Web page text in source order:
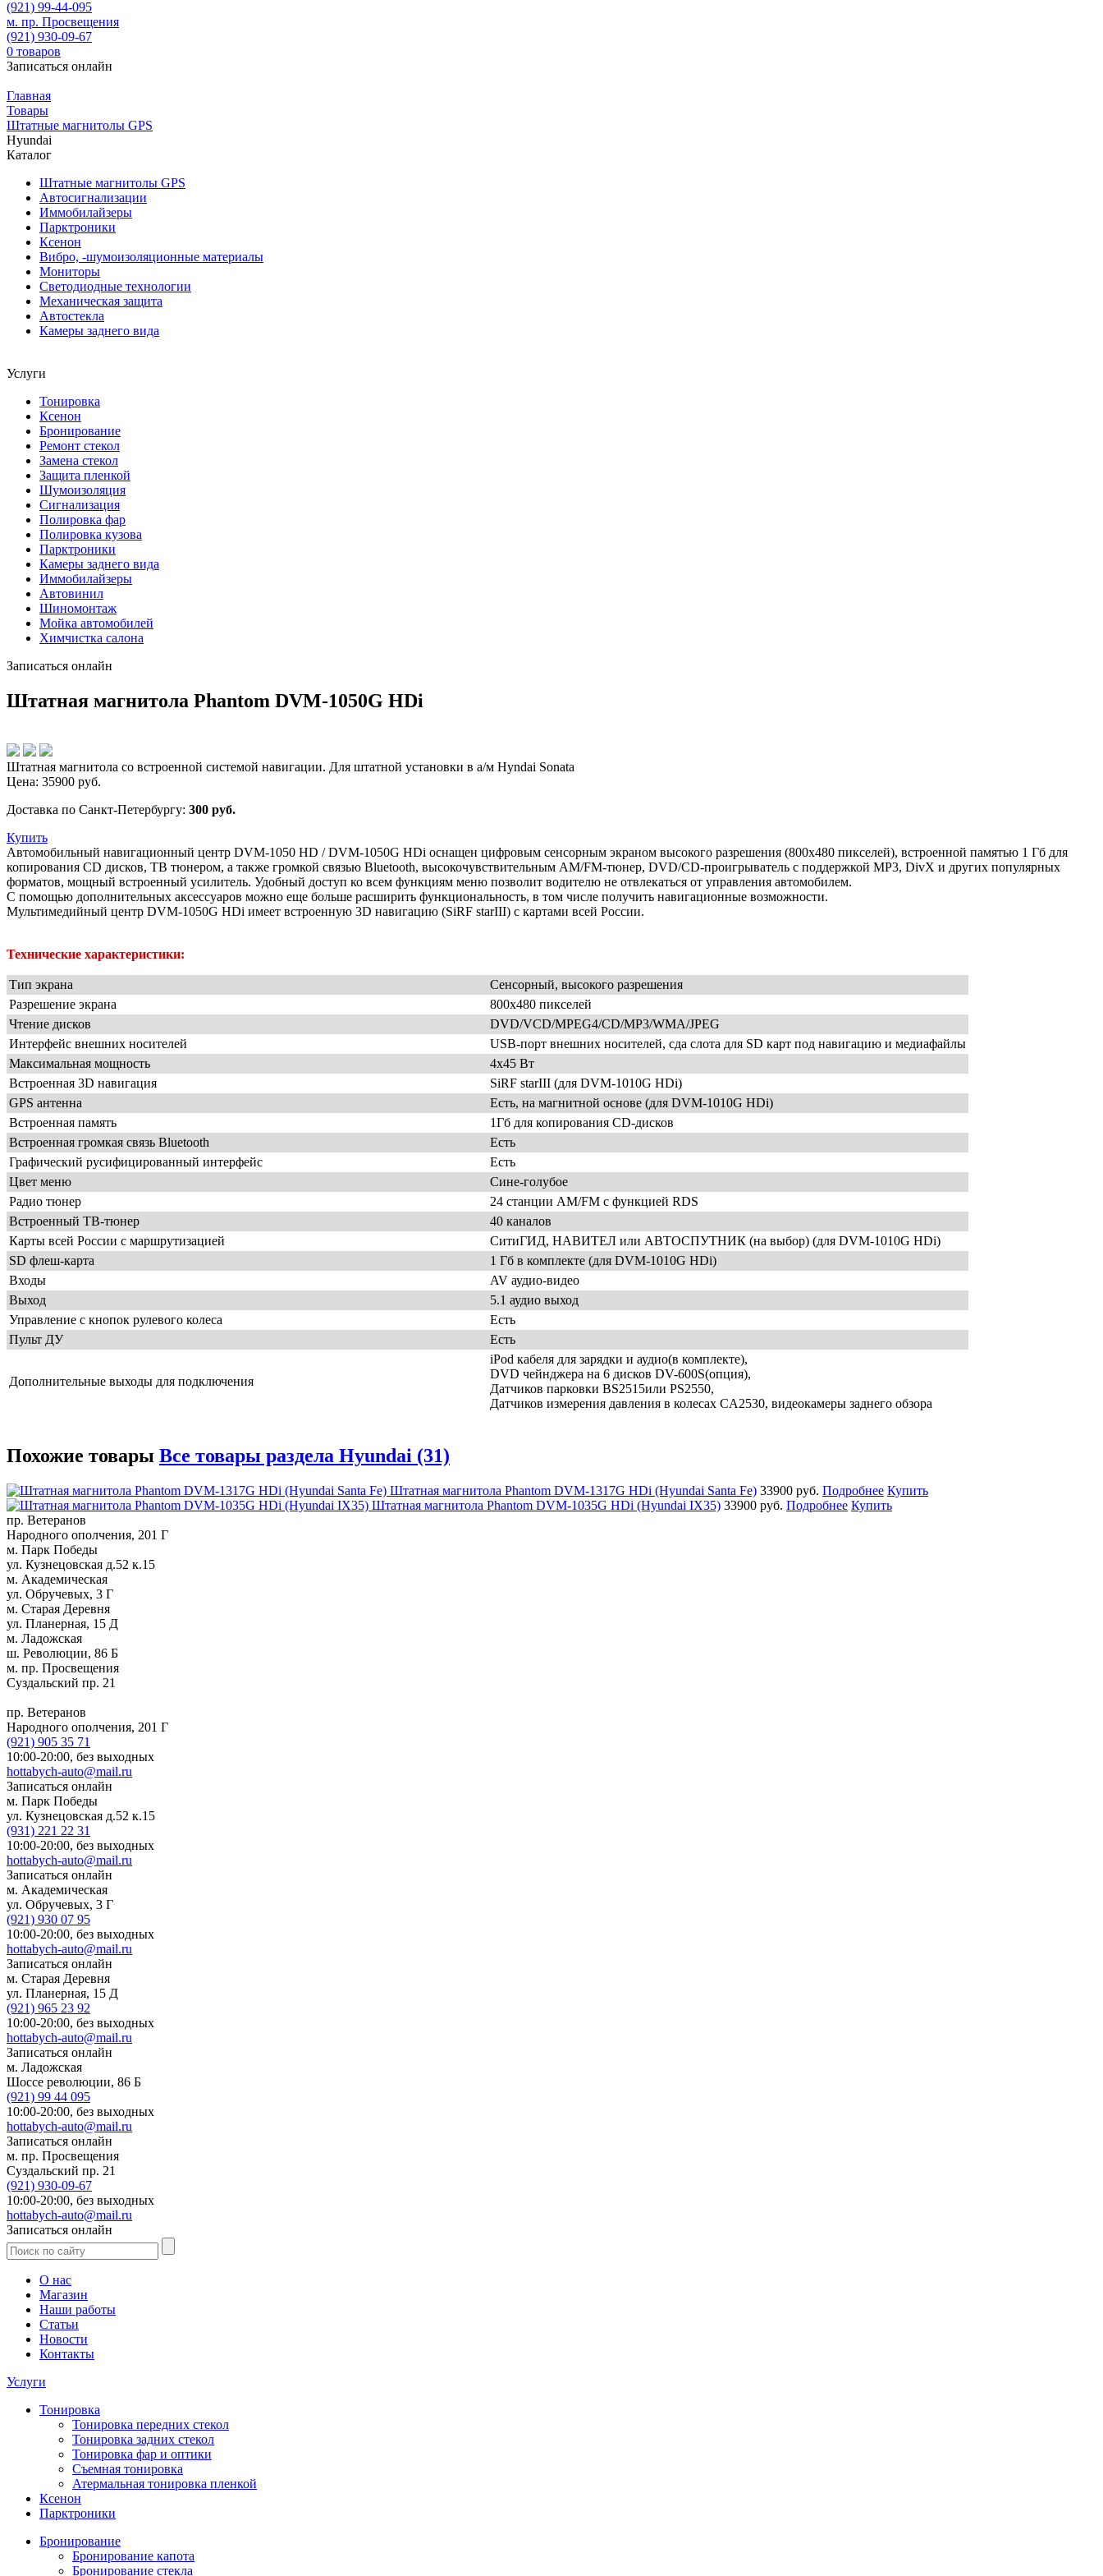
(921) 99-44-095
м. пр. Просвещения
(921) 930-09-67
0 товаров
Записаться онлайн
Главная
Товары
Штатные магнитолы GPS
Hyundai
Каталог
Штатные магнитолы GPS
Автосигнализации
Иммобилайзеры
Парктроники
Ксенон
Вибро, -шумоизоляционные материалы
Мониторы
Светодиодные технологии
Механическая защита
Автостекла
Камеры заднего вида
Услуги
Тонировка
Ксенон
Бронирование
Ремонт стекол
Замена стекол
Защита пленкой
Шумоизоляция
Сигнализация
Полировка фар
Полировка кузова
Парктроники
Камеры заднего вида
Иммобилайзеры
Автовинил
Шиномонтаж
Мойка автомобилей
Химчистка салона
Записаться онлайн
Штатная магнитола Phantom DVM-1050G HDi
Штатная магнитола со встроенной системой навигации. Для штатной установки в а/м Hyndai Sonata
Цена: 35900 руб.
Доставка по Санкт-Петербургу: 300 руб.
Купить
Автомобильный навигационный центр DVM-1050 HD / DVM-1050G HDi оснащен цифровым сенсорным экраном высокого разрешения (800х480 пикселей), встроенной памятью 1 Гб для
копирования CD дисков, ТВ тюнером, а также громкой связью Bluetooth, высокочувствительным AM/FM-тюнер, DVD/CD-проигрыватель с поддержкой MP3, DivX и других популярных
форматов, мощный встроенный усилитель. Удобный доступ ко всем функциям меню позволит водителю не отвлекаться от управления автомобилем.
С помощью дополнительных аксессуаров можно еще больше расширить функциональность, в том числе получить навигационные возможности.
Мультимедийный центр DVM-1050G HDi имеет встроенную 3D навигацию (SiRF starIII) с картами всей России.
Технические характеристики:
Тип экрана
Сенсорный, высокого разрешения
Разрешение экрана
800х480 пикселей
Чтение дисков
DVD/VCD/MPEG4/CD/MP3/WMA/JPEG
Интерфейс внешних носителей
USB-порт внешних носителей, сда слота для SD карт под навигацию и медиафайлы
Максимальная мощность
4х45 Вт
Встроенная 3D навигация
SiRF starIII (для DVM-1010G HDi)
GPS антенна
Есть, на магнитной основе (для DVM-1010G HDi)
Встроенная память
1Гб для копирования CD-дисков
Встроенная громкая связь Bluetooth
Есть
Графический русифицированный интерфейс
Есть
Цвет меню
Сине-голубое
Радио тюнер
24 станции AM/FM с функцией RDS
Встроенный ТВ-тюнер
40 каналов
Карты всей России с маршрутизацией
СитиГИД, НАВИТЕЛ или АВТОСПУТНИК (на выбор) (для DVM-1010G HDi)
SD флеш-карта
1 Гб в комплекте (для DVM-1010G HDi)
Входы
AV аудио-видео
Выход
5.1 аудио выход
Управление с кнопок рулевого колеса
Есть
Пульт ДУ
Есть
Дополнительные выходы для подключения
iPod кабеля для зарядки и аудио(в комплекте),
DVD чейнджера на 6 дисков DV-600S(опция),
Датчиков парковки BS2515или PS2550,
Датчиков измерения давления в колесах CA2530, видеокамеры заднего обзора
Похожие товары Все товары раздела Hyundai (31)
Штатная магнитола Phantom DVM-1317G HDi (Hyundai Santa Fe) 33900 руб. Подробнее Купить
Штатная магнитола Phantom DVM-1035G HDi (Hyundai IX35) 33900 руб. Подробнее Купить
пр. Ветеранов
Народного ополчения, 201 Г
м. Парк Победы
ул. Кузнецовская д.52 к.15
м. Академическая
ул. Обручевых, 3 Г
м. Старая Деревня
ул. Планерная, 15 Д
м. Ладожская
ш. Революции, 86 Б
м. пр. Просвещения
Суздальский пр. 21
пр. Ветеранов
Народного ополчения, 201 Г
(921) 905 35 71
10:00-20:00, без выходных
hottabych-auto@mail.ru
Записаться онлайн
м. Парк Победы
ул. Кузнецовская д.52 к.15
(931) 221 22 31
10:00-20:00, без выходных
hottabych-auto@mail.ru
Записаться онлайн
м. Академическая
ул. Обручевых, 3 Г
(921) 930 07 95
10:00-20:00, без выходных
hottabych-auto@mail.ru
Записаться онлайн
м. Старая Деревня
ул. Планерная, 15 Д
(921) 965 23 92
10:00-20:00, без выходных
hottabych-auto@mail.ru
Записаться онлайн
м. Ладожская
Шоссе революции, 86 Б
(921) 99 44 095
10:00-20:00, без выходных
hottabych-auto@mail.ru
Записаться онлайн
м. пр. Просвещения
Суздальский пр. 21
(921) 930-09-67
10:00-20:00, без выходных
hottabych-auto@mail.ru
Записаться онлайн
О нас
Магазин
Наши работы
Статьи
Новости
Контакты
Услуги
Тонировка
Тонировка передних стекол
Тонировка задних стекол
Тонировка фар и оптики
Съемная тонировка
Атермальная тонировка пленкой
Ксенон
Парктроники
Бронирование
Бронирование капота
Бронирование стекла